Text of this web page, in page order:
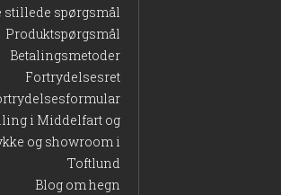
løbende vedligeholdelse. Med sin robuste
stillede spørgsmål
Produktspørgsmål
Betalingsmetoder
Fortrydelsesret
i Middelfart og
og showroom i
Toftlund
Blog om hegn